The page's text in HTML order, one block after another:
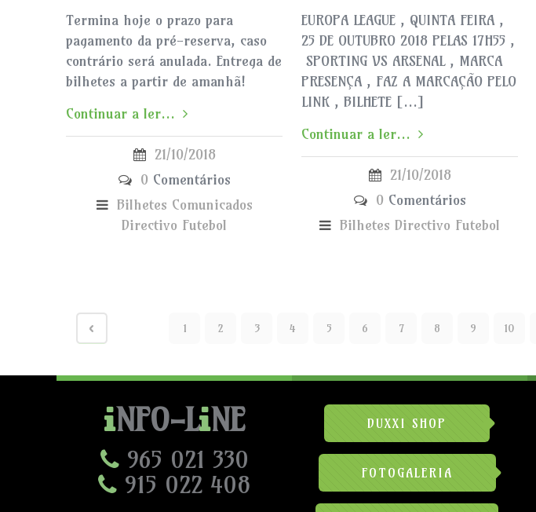
Termina hoje o prazo para
pagamento da pré-reserva, caso
contrário será anulada. Entrega de
bilhetes a partir de amanhã!
Continuar a ler...
21/10/2018
0 Comentários
Bilhetes Comunicados
Directivo Futebol
EUROPA LEAGUE , QUINTA FEIRA ,
25 DE OUTUBRO 2018 PELAS 17H55 ,
SPORTING VS ARSENAL , MARCA
PRESENÇA , FAZ A MARCAÇÃO PELO
LINK , BILHETE […]
Continuar a ler...
21/10/2018
0 Comentários
Bilhetes Directivo Futebol
1 2 3 4 5 6 7 8 9 10
NFO-L NE
965 021 330
915 022 408
DUXXI SHOP
FOTOGALERIA